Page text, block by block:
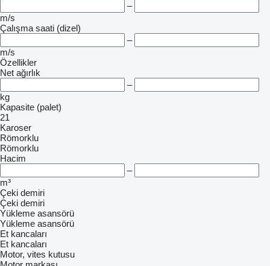
–
m/s
Çalışma saati (dizel)
–
m/s
Özellikler
Net ağırlık
–
kg
Kapasite (palet)
21
Karoser
Römorklu
Römorklu
Hacim
–
m³
Çeki demiri
Çeki demiri
Yükleme asansörü
Yükleme asansörü
Et kancaları
Et kancaları
Motor, vites kutusu